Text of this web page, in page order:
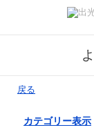
戻る
カテゴリー表示